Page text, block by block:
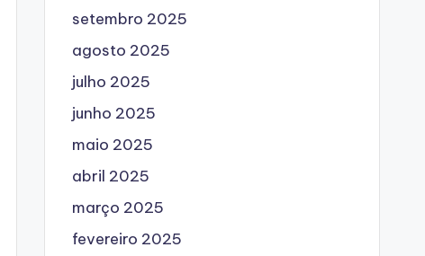
setembro 2025
agosto 2025
julho 2025
junho 2025
maio 2025
abril 2025
março 2025
fevereiro 2025